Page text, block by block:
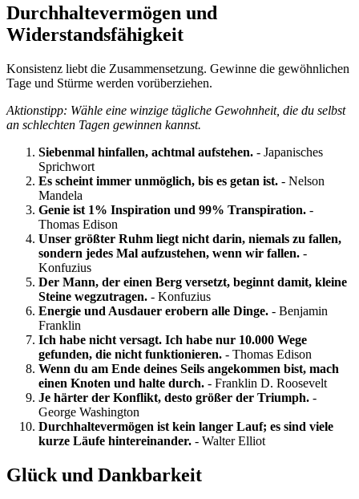
Durchhaltevermögen und
Widerstandsfähigkeit
Konsistenz liebt die Zusammensetzung. Gewinne die gewöhnlichen
Tage und Stürme werden vorüberziehen.
Aktionstipp: Wähle eine winzige tägliche Gewohnheit, die du selbst
an schlechten Tagen gewinnen kannst.
Siebenmal hinfallen, achtmal aufstehen. - Japanisches
Sprichwort
Es scheint immer unmöglich, bis es getan ist. - Nelson
Mandela
Genie ist 1% Inspiration und 99% Transpiration. -
Thomas Edison
Unser größter Ruhm liegt nicht darin, niemals zu fallen,
sondern jedes Mal aufzustehen, wenn wir fallen. -
Konfuzius
Der Mann, der einen Berg versetzt, beginnt damit, kleine
Steine wegzutragen. - Konfuzius
Energie und Ausdauer erobern alle Dinge. - Benjamin
Franklin
Ich habe nicht versagt. Ich habe nur 10.000 Wege
gefunden, die nicht funktionieren. - Thomas Edison
Wenn du am Ende deines Seils angekommen bist, mach
einen Knoten und halte durch. - Franklin D. Roosevelt
Je härter der Konflikt, desto größer der Triumph. -
George Washington
Durchhaltevermögen ist kein langer Lauf; es sind viele
kurze Läufe hintereinander. - Walter Elliot
Glück und Dankbarkeit